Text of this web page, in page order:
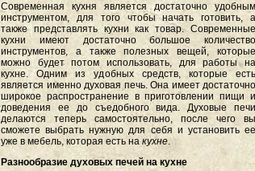
Современная кухня является достаточно удобным
инструментом, для того чтобы начать готовить, а
также представлять кухни как товар. Современные
кухни имеют достаточно большое количество
инструментов, а также полезных вещей, которые
можно будет потом использовать, для работы на
кухне. Одним из удобных средств, которые есть
является именно духовая печь. Она имеет достаточно
широкое распространение в приготовлении пищи и
доведения ее до съедобного вида. Духовые печи
делаются теперь самостоятельно, после чего вы
сможете выбрать нужную для себя и установить ее
уже в мебель, которая есть на кухне.
Разнообразие духовых печей на кухне